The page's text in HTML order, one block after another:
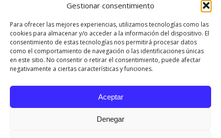
Gestionar consentimiento
Para ofrecer las mejores experiencias, utilizamos tecnologías como las
cookies para almacenar y/o acceder a la información del dispositivo. El
consentimiento de estas tecnologías nos permitirá procesar datos
como el comportamiento de navegación o las identificaciones únicas
en este sitio. No consentir o retirar el consentimiento, puede afectar
negativamente a ciertas características y funciones.
Aceptar
Denegar
ha ido de la mano de Miguel Navarro «Guelmi». A veces tuvo
mucha, otras veces muy poca…Guelmi nos cuenta la lucha
interna entre su extrema timidez y la «poca vergüenza» a lo
largo de su vida.
Miedos e inseguridades, anécdotas reales, traumas,
análisis de si mismo con el público como parte fundamental.